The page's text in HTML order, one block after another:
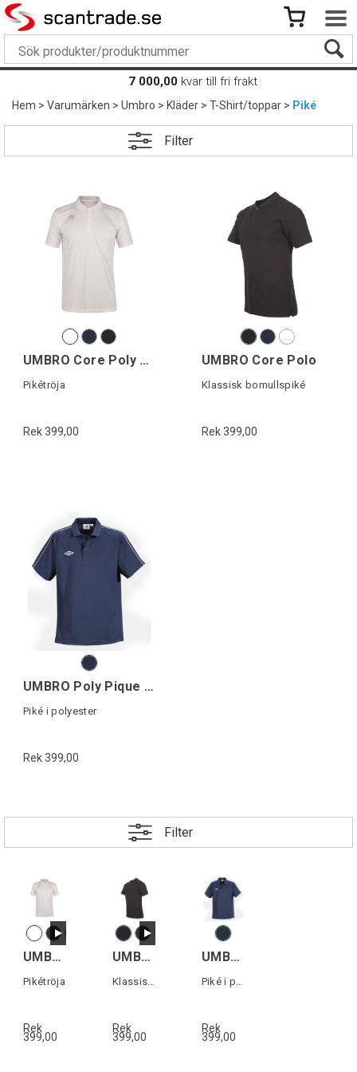
7 000,00 kvar till fri frakt
Hem>Varumärken>Umbro>Kläder>T-Shirt/toppar> Piké
Filter
UMBRO Core Poly Polo
Pikétröja
Rek 399,00
UMBRO Core Polo
Klassisk bomullspiké
Rek 399,00
UMBRO Poly Pique Polo
Piké i polyester
Rek 399,00
Filter
UMBRO Core Poly Polo
Pikétröja
Rek
399,00
UMBRO Core Polo
Rek
399,00
UMBRO Poly Pique Polo
Rek
399,00